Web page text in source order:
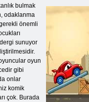
bulmak
odaklanma
önemli
sunuyor
oyun
gibi
onlar
komik
çok. Burada